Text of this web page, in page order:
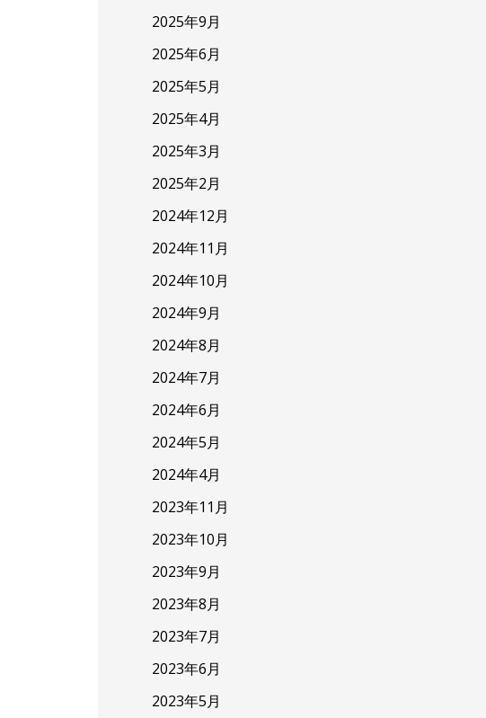
2025年9月
2025年6月
2025年5月
2025年4月
2025年3月
2025年2月
2024年12月
2024年11月
2024年10月
2024年9月
2024年8月
2024年7月
2024年6月
2024年5月
2024年4月
2023年11月
2023年10月
2023年9月
2023年8月
2023年7月
2023年6月
2023年5月